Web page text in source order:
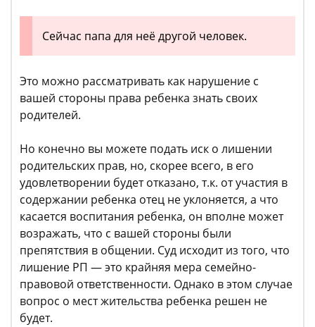
Сейчас папа для неё другой человек.
Это можно рассматривать как нарушение с
вашей стороны права ребенка знать своих
родителей.
Но конечно вы можете подать иск о лишении
родительских прав, но, скорее всего, в его
удовлетворении будет отказано, т.к. от участия в
содержании ребенка отец не уклоняется, а что
касается воспитания ребенка, он вполне может
возражать, что с вашей стороны были
препятствия в общении. Суд исходит из того, что
лишение РП — это крайняя мера семейно-
правовой ответственности. Однако в этом случае
вопрос о мест жительства ребенка решен не
будет.